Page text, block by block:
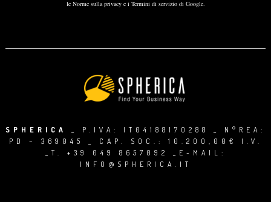
le Norme sulla privacye i Termini di serviziodi Google.
SPHERICA
_ P.IVA: IT04188170288 _ N°REA:
PD – 369045 _ CAP. SOC.: 10.200,00€ I.V.
_T. +39 049 8657092
_E-MAIL:
INFO@SPHERICA.IT